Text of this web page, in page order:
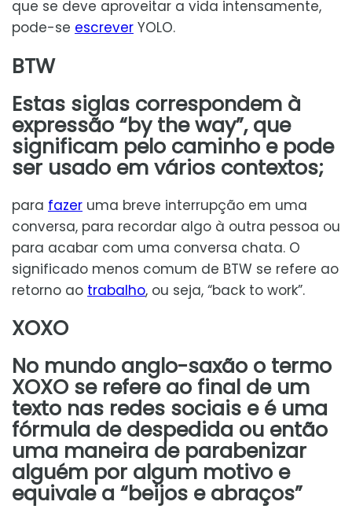
que se deve aproveitar a vida intensamente,
pode-se escrever YOLO.
BTW
Estas siglas correspondem à
expressão “by the way”, que
significam pelo caminho e pode
ser usado em vários contextos;
para fazer uma breve interrupção em uma
conversa, para recordar algo à outra pessoa ou
para acabar com uma conversa chata. O
significado menos comum de BTW se refere ao
retorno ao trabalho, ou seja, “back to work”.
XOXO
No mundo anglo-saxão o termo
XOXO se refere ao final de um
texto nas redes sociais e é uma
fórmula de despedida ou então
uma maneira de parabenizar
alguém por algum motivo e
equivale a “beijos e abraços”